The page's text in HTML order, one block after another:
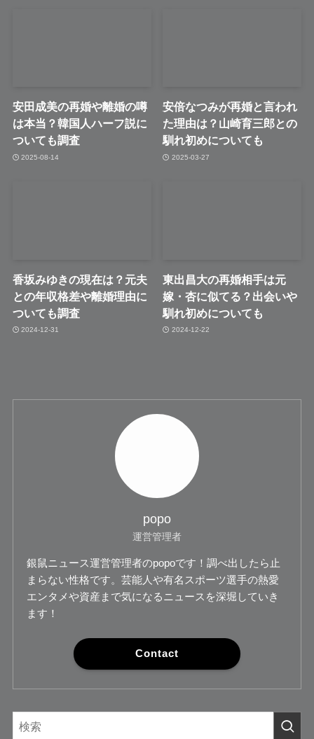
安田成美の再婚や離婚の噂
は本当？韓国人ハーフ説に
ついても調査
2025-08-14
安倍なつみが再婚と言われ
た理由は？山崎育三郎との
馴れ初めについても
2025-03-27
香坂みゆきの現在は？元夫
との年収格差や離婚理由に
ついても調査
2024-12-31
東出昌大の再婚相手は元
嫁・杏に似てる？出会いや
馴れ初めについても
2024-12-22
popo
運営管理者
銀鼠ニュース運営管理者のpopoです！調べ出したら止
まらない性格です。芸能人や有名スポーツ選手の熱愛
エンタメや資産まで気になるニュースを深堀していき
ます！
Contact